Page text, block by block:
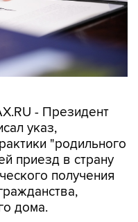
- Президент
указ,
"родильного
приезд в страну
получения
дома.